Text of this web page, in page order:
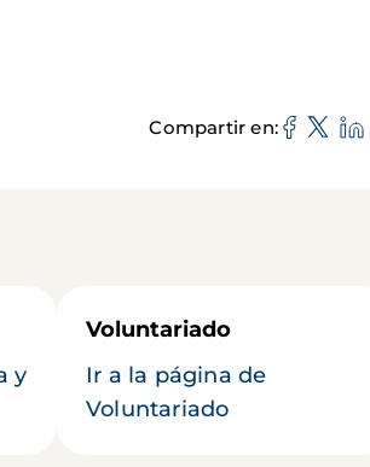
Compartir en
y
Voluntariado
Ir a la página de
Voluntariado